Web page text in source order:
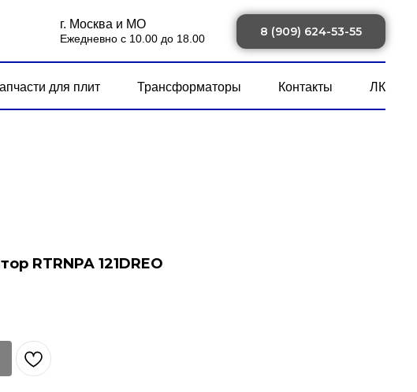
г. Москва и МО
Ежедневно с 10.00 до 18.00
8 (909) 624-53-55
для плит Трансформаторы Контакты ЛК
RTRNPA 121DREO